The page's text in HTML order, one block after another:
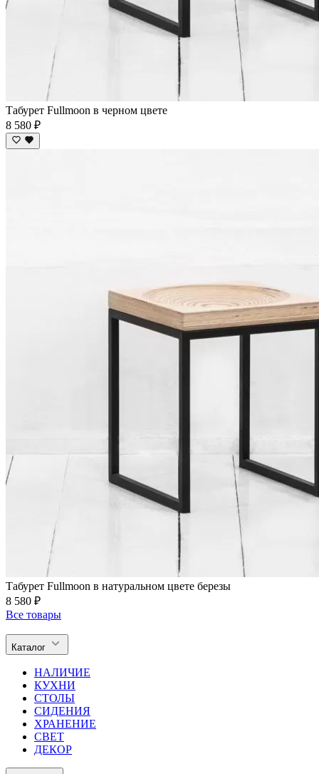
Табурет Fullmoon в черном цвете
8 580 ₽
Табурет Fullmoon в натуральном цвете березы
8 580 ₽
Все товары
Каталог
НАЛИЧИЕ
КУХНИ
СТОЛЫ
СИДЕНИЯ
ХРАНЕНИЕ
СВЕТ
ДЕКОР